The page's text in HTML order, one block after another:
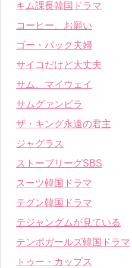
キム課長韓国ドラマ
コーヒー、お願い
ゴー・バック夫婦
サイコだけど大丈夫
サム、マイウェイ
サムグァンビラ
ザ・キング永遠の君主
ジャグラス
ストーブリーグSBS
スーツ韓国ドラマ
テグン韓国ドラマ
テジャングムが見ている
テンポガールズ韓国ドラマ
トゥー・カップス